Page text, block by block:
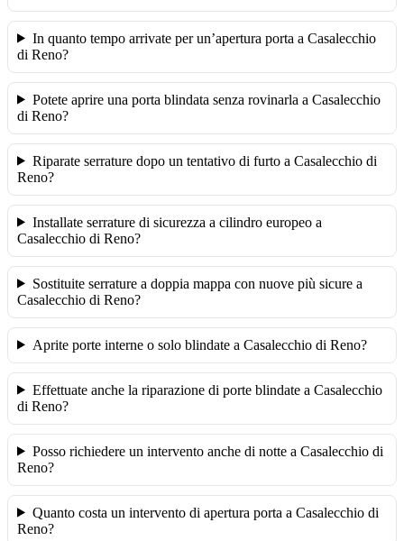
In quanto tempo arrivate per un’apertura porta a Casalecchio
di Reno?
Potete aprire una porta blindata senza rovinarla a Casalecchio
di Reno?
Riparate serrature dopo un tentativo di furto a Casalecchio di
Reno?
Installate serrature di sicurezza a cilindro europeo a
Casalecchio di Reno?
Sostituite serrature a doppia mappa con nuove più sicure a
Casalecchio di Reno?
Aprite porte interne o solo blindate a Casalecchio di Reno?
Effettuate anche la riparazione di porte blindate a Casalecchio
di Reno?
Posso richiedere un intervento anche di notte a Casalecchio di
Reno?
Quanto costa un intervento di apertura porta a Casalecchio di
Reno?